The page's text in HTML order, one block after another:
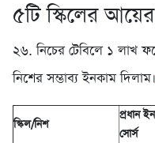
৫টি স্কিলের
২৬. নিচের টেবিলে ১ লাখ
নিশের সম্ভাব্য ইনকাম দিলাম।
স্কিল/নিশ
প্রধান
সোর্স